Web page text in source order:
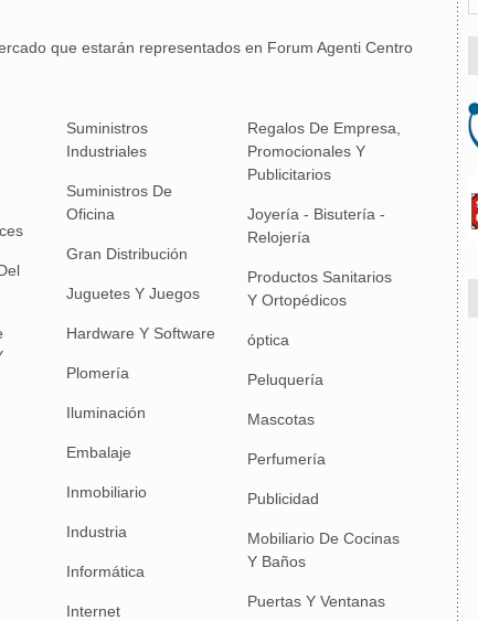
que estarán representados en Forum Agenti Centro
Suministros
Industriales
Suministros De
Oficina
Gran Distribución
Juguetes Y Juegos
Hardware Y Software
Plomería
Iluminación
Embalaje
Inmobiliario
Industria
Informática
Internet
Regalos De Empresa,
Promocionales Y
Publicitarios
Joyería - Bisutería -
Relojería
Productos Sanitarios
Y Ortopédicos
óptica
Peluquería
Mascotas
Perfumería
Publicidad
Mobiliario De Cocinas
Y Baños
Puertas Y Ventanas